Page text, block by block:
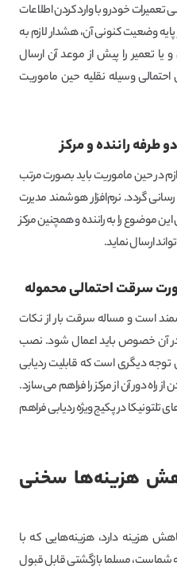
خودرو با وارد کردن اطلاعات
وضعیت کنونی آن، هشدار لازم به
تعمیر را پیش از موعد آن ارسال
وسیله نقلیه حین ماموریت
طرفه راننده و مرکز
در حین ماموریت باید بصورت مرتب
گردد. نرم‌افزار هوشمند مدیرت
موضوع را به راننده و همچنین مرکز
ارسال نماید.
سرقت احتمالی محموله
است و مساله سرقت بار از نکات
در آن خصوص باید اعمال شود. نصب
دیگری است که قابلیت ردیابی
دور آن از مرکز را فراهم می‌سازد.
تلتونیکا در پکیج ویژه ردیابی فراهم
هزینه‌ها سخنی
هزینه دارد، هزینه‌هایی که با
شماست، مسلما بازگشتی قابل قبول